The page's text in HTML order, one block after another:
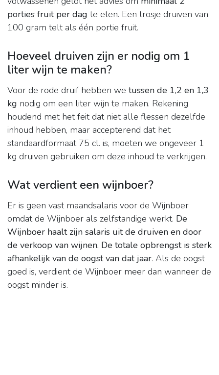
porties fruit per dag te eten. Een trosje druiven van
100 gram telt als één portie fruit.
Hoeveel druiven zijn er nodig om 1
liter wijn te maken?
Voor de rode druif hebben we tussen de 1,2 en 1,3
kg nodig om een ​​liter wijn te maken. Rekening
houdend met het feit dat niet alle flessen dezelfde
inhoud hebben, maar accepterend dat het
standaardformaat 75 cl. is, moeten we ongeveer 1
kg druiven gebruiken om deze inhoud te verkrijgen.
Wat verdient een wijnboer?
Er is geen vast maandsalaris voor de Wijnboer
omdat de Wijnboer als zelfstandige werkt. De
Wijnboer haalt zijn salaris uit de druiven en door
de verkoop van wijnen. De totale opbrengst is sterk
afhankelijk van de oogst van dat jaar. Als de oogst
goed is, verdient de Wijnboer meer dan wanneer de
oogst minder is.